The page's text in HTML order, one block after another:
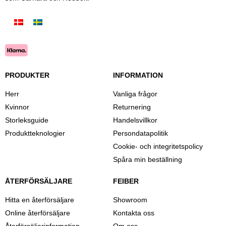
PRODUKTER
Herr
Kvinnor
Storleksguide
Produktteknologier
INFORMATION
Vanliga frågor
Returnering
Handelsvillkor
Persondatapolitik
Cookie- och integritetspolicy
Spåra min beställning
ÅTERFÖRSÄLJARE
Hitta en återförsäljare
Online återförsäljare
FEIBER
Showroom
Kontakta oss